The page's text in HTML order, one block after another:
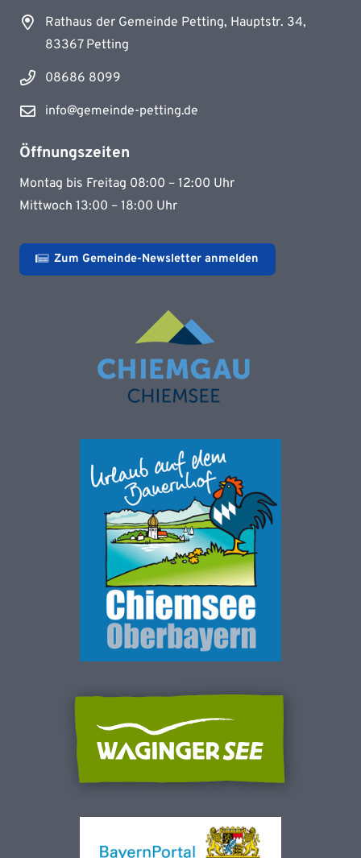
Rathaus der Gemeinde Petting, Hauptstr. 34,
83367 Petting
08686 8099
info@gemeinde-petting.de
Öffnungszeiten
Montag bis Freitag 08:00 – 12:00 Uhr
Mittwoch 13:00 – 18:00 Uhr
Zum Gemeinde-Newsletter anmelden